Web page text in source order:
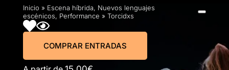
Inicio » Escena híbrida, Nuevos lenguajes
escénicos, Performance » Torcidxs
COMPRAR ENTRADAS